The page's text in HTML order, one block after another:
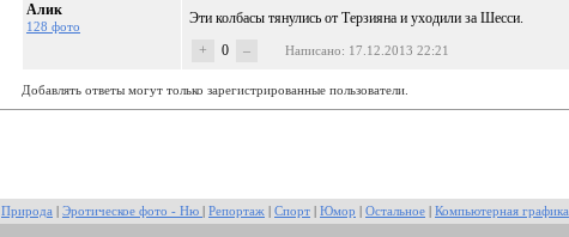
Алик
128 фото
Эти колбасы тянулись от Терзияна и уходили за Шесси.
+
0 – Написано: 17.12.2013 22:21
Добавлять ответы могут только зарегистрированные пользователи.
Природа Эротическое фото - Ню Репортаж Спорт Юмор Остальное Компьютерная графика